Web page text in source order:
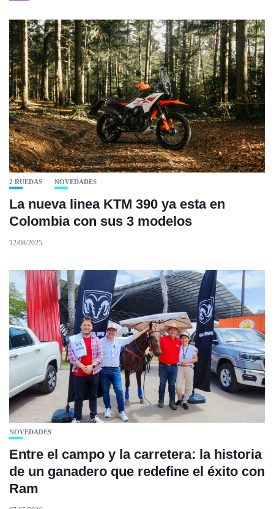
2 RUEDAS NOVEDADES
La nueva linea KTM 390 ya esta en
Colombia con sus 3 modelos
12/08/2025
NOVEDADES
Entre el campo y la carretera: la historia
de un ganadero que redefine el éxito con
Ram